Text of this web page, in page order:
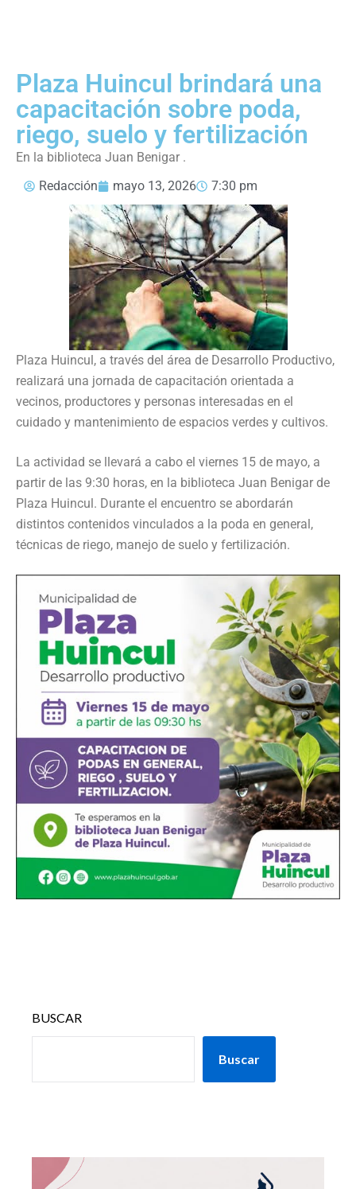
Plaza Huincul brindará una
capacitación sobre poda,
riego, suelo y fertilización
En la biblioteca Juan Benigar .
Redacción
mayo 13, 2026 7:30 pm
Plaza Huincul, a través del área de Desarrollo Productivo,
realizará una jornada de capacitación orientada a
vecinos, productores y personas interesadas en el
cuidado y mantenimiento de espacios verdes y cultivos.
La actividad se llevará a cabo el viernes 15 de mayo, a
partir de las 9:30 horas, en la biblioteca Juan Benigar de
Plaza Huincul. Durante el encuentro se abordarán
distintos contenidos vinculados a la poda en general,
técnicas de riego, manejo de suelo y fertilización.
BUSCAR
Buscar